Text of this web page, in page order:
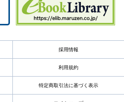
採用情報
利用規約
特定商取引法に基づく表示